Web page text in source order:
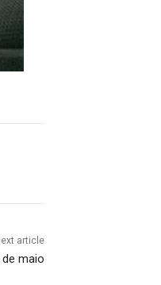
article
maio